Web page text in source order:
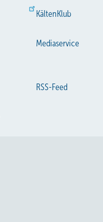
KältenKlub
Mediaservice
RSS-Feed